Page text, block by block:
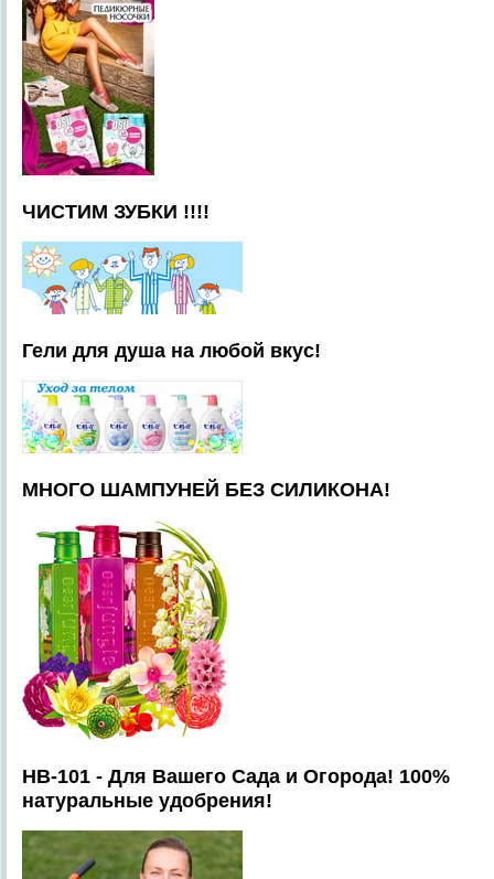
ЧИСТИМ ЗУБКИ !!!!
Гели для душа на любой вкус!
МНОГО ШАМПУНЕЙ БЕЗ СИЛИКОНА!
HB-101 - Для Вашего Сада и Огорода! 100%
натуральные удобрения!